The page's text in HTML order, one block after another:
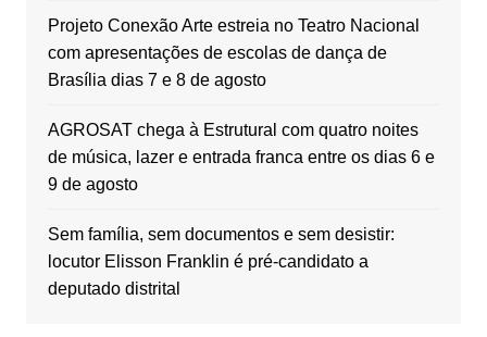
Projeto Conexão Arte estreia no Teatro Nacional
com apresentações de escolas de dança de
Brasília dias 7 e 8 de agosto
AGROSAT chega à Estrutural com quatro noites
de música, lazer e entrada franca entre os dias 6 e
9 de agosto
Sem família, sem documentos e sem desistir:
locutor Elisson Franklin é pré-candidato a
deputado distrital